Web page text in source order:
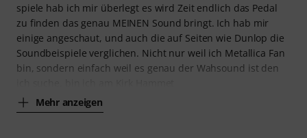
spiele hab ich mir überlegt es wird Zeit endlich das Pedal
zu finden das genau MEINEN Sound bringt. Ich hab mir
einige angeschaut, und auch die auf Seiten wie Dunlop die
Soundbeispiele verglichen. Nicht nur weil ich Metallica Fan
bin, sondern einfach weil es genau der Wahsound ist den
Mehr anzeigen